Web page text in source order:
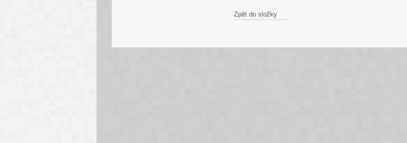
Zpět do složky